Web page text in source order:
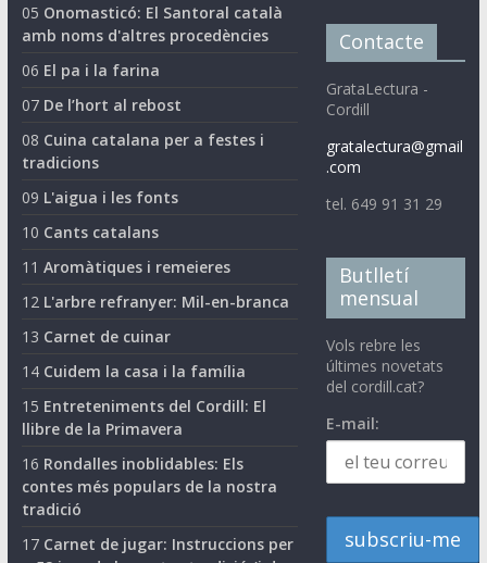
05 Onomasticó: El Santoral català
amb noms d'altres procedències
06 El pa i la farina
07 De l’hort al rebost
08 Cuina catalana per a festes i
tradicions
09 L'aigua i les fonts
10 Cants catalans
11 Aromàtiques i remeieres
12 L'arbre refranyer: Mil-en-branca
13 Carnet de cuinar
14 Cuidem la casa i la família
15 Entreteniments del Cordill: El
llibre de la Primavera
16 Rondalles inoblidables: Els
contes més populars de la nostra
tradició
17 Carnet de jugar: Instruccions per
Contacte
GrataLectura -
Cordill
gratalectura@gmail
.com
tel. 649 91 31 29
Butlletí
mensual
Vols rebre les
últimes novetats
del cordill.cat?
E-mail: